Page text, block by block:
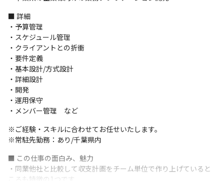
■ 詳細
・予算管理
・スケジュール管理
・クライアントとの折衝
・要件定義
・基本設計/方式設計
・詳細設計
・開発
・運用保守
・メンバー管理　など
※ご経験・スキルに合わせてお任せいたします。
※常駐先勤務：あり/千葉県内
■ この仕事の面白み、魅力
・同業他社と比較して収支計画をチーム単位で作り上げていると
ころも特徴の1つです